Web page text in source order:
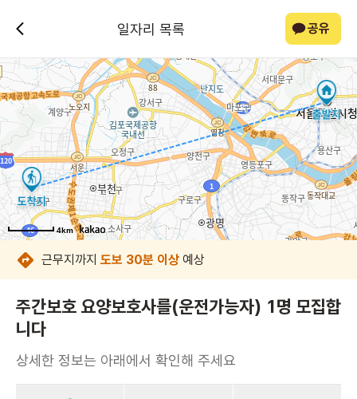
일자리 목록 공유
4km
4km
4km
4km
4km
4km
4km
4km
근무지까지 도보 30분 이상 예상
주간보호 요양보호사를(운전가능자) 1명 모집합
니다
상세한 정보는 아래에서 확인해 주세요